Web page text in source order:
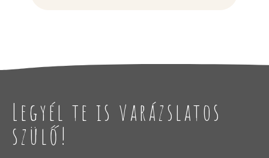
Legyél te is varázslatos
szülő!